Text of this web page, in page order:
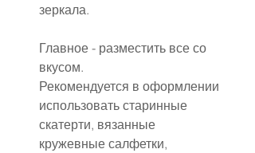
зеркала.
Главное - разместить все со
вкусом.
Рекомендуется в оформлении
использовать старинные
скатерти, вязанные
кружевные салфетки,